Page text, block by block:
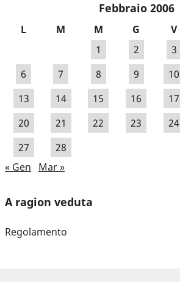
Febbraio 2006
L M M G V
1
2 3
6
7 8 9 10
13
14 15 16 17
20
21 22 23 24
27
28
« Gen
Mar »
A ragion veduta
Regolamento